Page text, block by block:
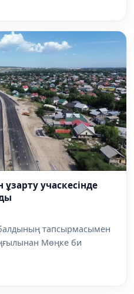
учаскесінде
тапсырмасымен
Мөңке би